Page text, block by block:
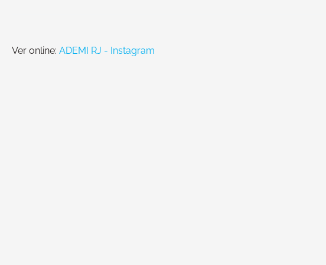
Ver online: ADEMI RJ - Instagram